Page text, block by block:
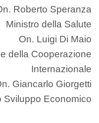
Roberto Speranza
Ministro della Salute
On. Luigi Di Maio
della Cooperazione
Internazionale
Giancarlo Giorgetti
Sviluppo Economico